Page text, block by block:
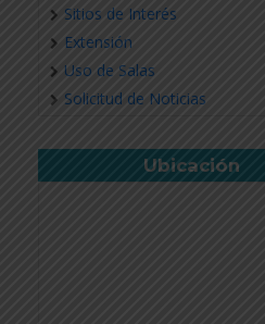
Sitios de Interés
Extensión
Uso de Salas
Solicitud de Noticias
Ubicación